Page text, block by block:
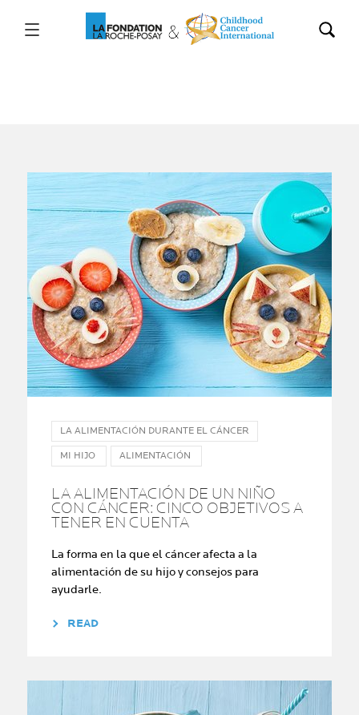
LA ALIMENTACIÓN DURANTE EL CÁNCER
MI HIJO ALIMENTACIÓN
LA ALIMENTACIÓN DE UN NIÑO
CON CÁNCER: CINCO OBJETIVOS A
TENER EN CUENTA
La forma en la que el cáncer afecta a la
alimentación de su hijo y consejos para
ayudarle.
READ